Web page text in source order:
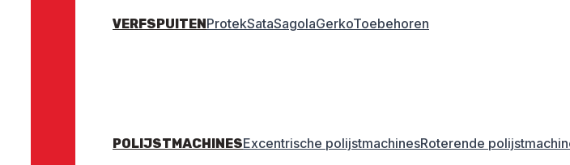
VERFSPUITENProtekSataSagolaGerkoToebehoren
POLIJSTMACHINESExcentrische polijstmachinesRoterende